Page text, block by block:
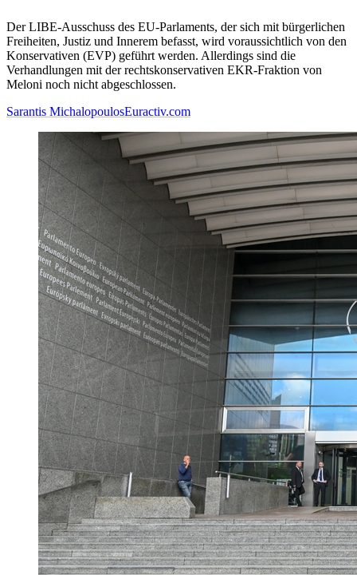
Der LIBE-Ausschuss des EU-Parlaments, der sich mit bürgerlichen
Freiheiten, Justiz und Innerem befasst, wird voraussichtlich von den
Konservativen (EVP) geführt werden. Allerdings sind die
Verhandlungen mit der rechtskonservativen EKR-Fraktion von
Meloni noch nicht abgeschlossen.
Sarantis MichalopoulosEuractiv.com